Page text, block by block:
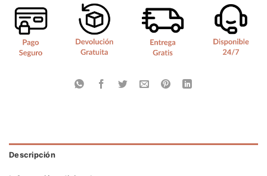
Descripción